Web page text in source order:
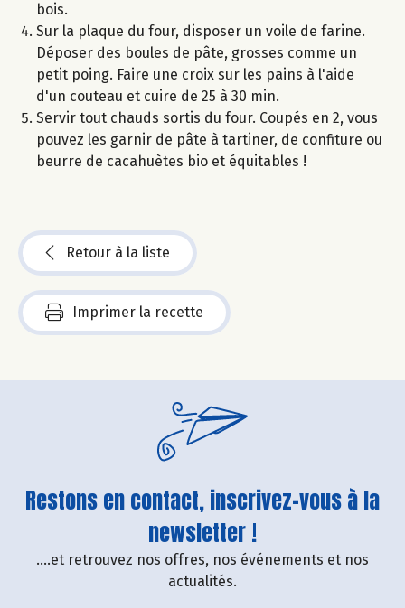
bois.
Sur la plaque du four, disposer un voile de farine.
Déposer des boules de pâte, grosses comme un
petit poing. Faire une croix sur les pains à l'aide
d'un couteau et cuire de 25 à 30 min.
Servir tout chauds sortis du four. Coupés en 2, vous
pouvez les garnir de pâte à tartiner, de confiture ou
beurre de cacahuètes bio et équitables !
Retour à la liste
Imprimer la recette
Restons en contact, inscrivez-vous à la
newsletter !
....et retrouvez nos offres, nos événements et nos
actualités.